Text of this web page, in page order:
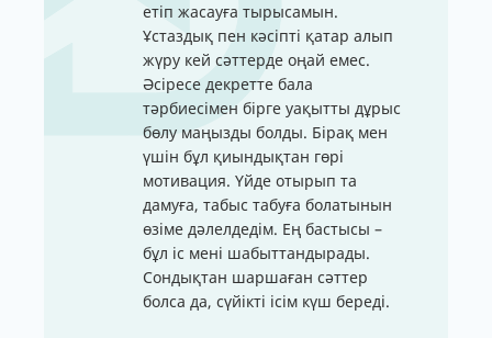
етіп жасауға тырысамын.
Ұстаздық пен кәсіпті қатар алып
жүру кей сәттерде оңай емес.
Әсіресе декретте бала
тәрбиесімен бірге уақытты дұрыс
бөлу маңызды болды. Бірақ мен
үшін бұл қиындықтан гөрі
мотивация. Үйде отырып та
дамуға, табыс табуға болатынын
өзіме дәлелдедім. Ең бастысы –
бұл іс мені шабыттандырады.
Сондықтан шаршаған сәттер
болса да, сүйікті ісім күш береді.